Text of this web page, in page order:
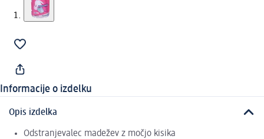
Informacije o izdelku
Opis izdelka
Odstranjevalec madežev z močjo kisika